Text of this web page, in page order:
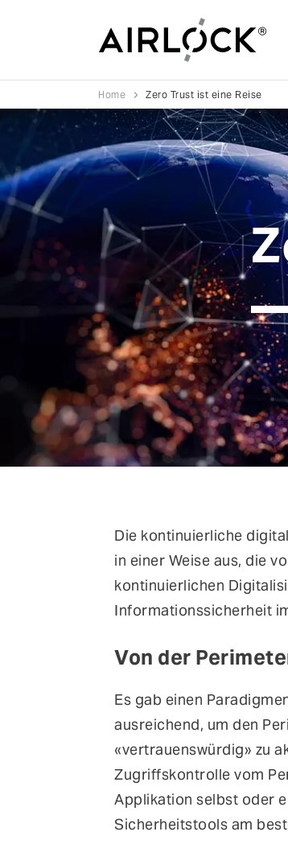
Home Zero Trust ist eine Reise
Die kontinuierliche
in einer Weise aus, die
kontinuierlichen
Informationssicherheit
Von der
Es gab einen
ausreichend, um den
«vertrauenswürdig» zu
Zugriffskontrolle vom
Applikation selbst oder
Sicherheitstools am